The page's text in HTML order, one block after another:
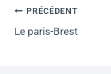
publication :
Navigation
de
PRÉCÉDENT
Le paris-Brest